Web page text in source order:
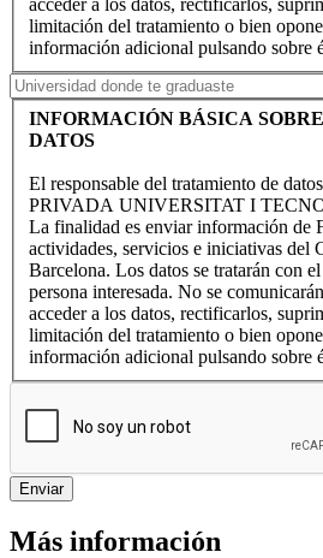
acceder a los datos, rectificarlos,
limitación del tratamiento o bien
información adicional pulsando sobre
INFORMACIÓN BÁSICA
DATOS
El responsable del tratamiento de
PRIVADA UNIVERSITAT I
La finalidad es enviar información de
actividades, servicios e iniciativas del
Barcelona. Los datos se tratarán con
persona interesada. No se
acceder a los datos, rectificarlos,
limitación del tratamiento o bien
información adicional pulsando sobre
Más información